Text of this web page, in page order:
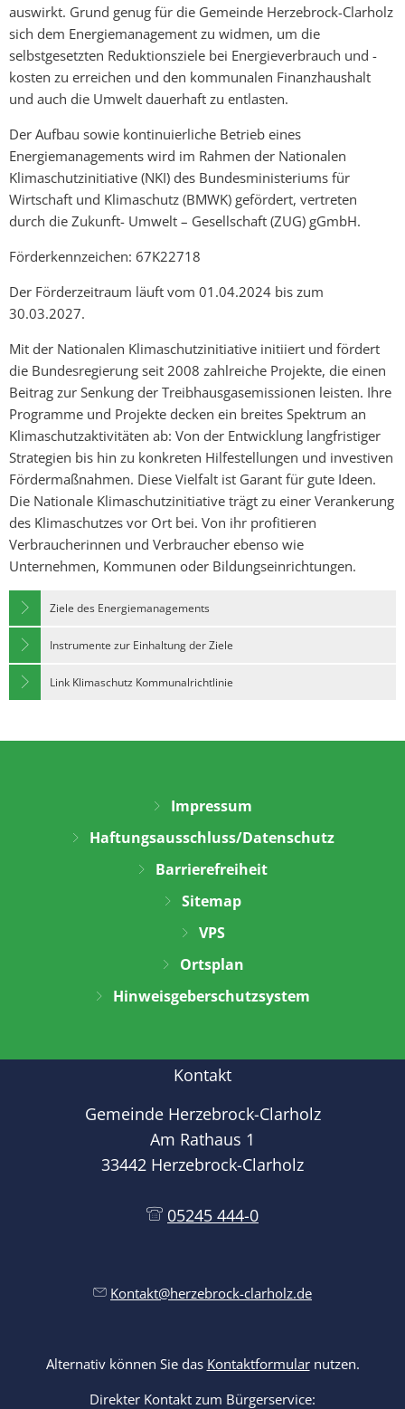
auswirkt. Grund genug für die Gemeinde Herzebrock-Clarholz
sich dem Energiemanagement zu widmen, um die
selbstgesetzten Reduktionsziele bei Energieverbrauch und -
kosten zu erreichen und den kommunalen Finanzhaushalt
und auch die Umwelt dauerhaft zu entlasten.
Der Aufbau sowie kontinuierliche Betrieb eines
Energiemanagements wird im Rahmen der Nationalen
Klimaschutzinitiative (NKI) des Bundesministeriums für
Wirtschaft und Klimaschutz (BMWK) gefördert, vertreten
durch die Zukunft- Umwelt – Gesellschaft (ZUG) gGmbH.
Förderkennzeichen: 67K22718
Der Förderzeitraum läuft vom 01.04.2024 bis zum
30.03.2027.
Mit der Nationalen Klimaschutzinitiative initiiert und fördert
die Bundesregierung seit 2008 zahlreiche Projekte, die einen
Beitrag zur Senkung der Treibhausgasemissionen leisten. Ihre
Programme und Projekte decken ein breites Spektrum an
Klimaschutzaktivitäten ab: Von der Entwicklung langfristiger
Strategien bis hin zu konkreten Hilfestellungen und investiven
Fördermaßnahmen. Diese Vielfalt ist Garant für gute Ideen.
Die Nationale Klimaschutzinitiative trägt zu einer Verankerung
des Klimaschutzes vor Ort bei. Von ihr profitieren
Verbraucherinnen und Verbraucher ebenso wie
Unternehmen, Kommunen oder Bildungseinrichtungen.
Ziele des Energiemanagements
Instrumente zur Einhaltung der Ziele
Link Klimaschutz Kommunalrichtlinie
Impressum
Haftungsausschluss/Datenschutz
Barrierefreiheit
Sitemap
VPS
Ortsplan
Hinweisgeberschutzsystem
Kontakt
Gemeinde Herzebrock-Clarholz
Am Rathaus 1
33442 Herzebrock-Clarholz
05245 444-0
Kontakt@herzebrock-clarholz.de
Alternativ können Sie das Kontaktformularnutzen.
Direkter Kontakt zum Bürgerservice: